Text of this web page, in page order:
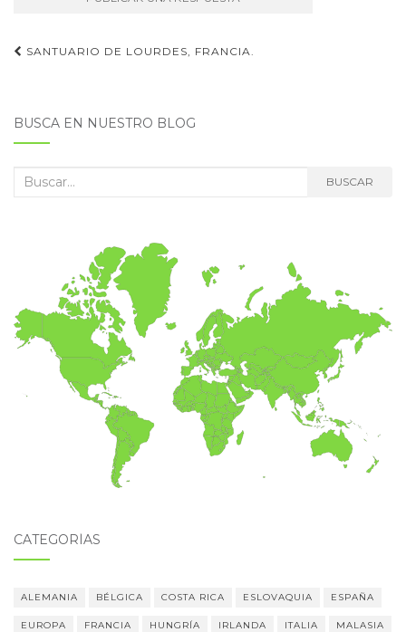
Navegación
SANTUARIO DE LOURDES, FRANCIA.
BUSCA EN NUESTRO BLOG
Buscar: BUSCAR
CATEGORÍAS
ALEMANIA BÉLGICA COSTA RICA ESLOVAQUIA ESPAÑA
EUROPA FRANCIA HUNGRÍA IRLANDA ITALIA MALASIA